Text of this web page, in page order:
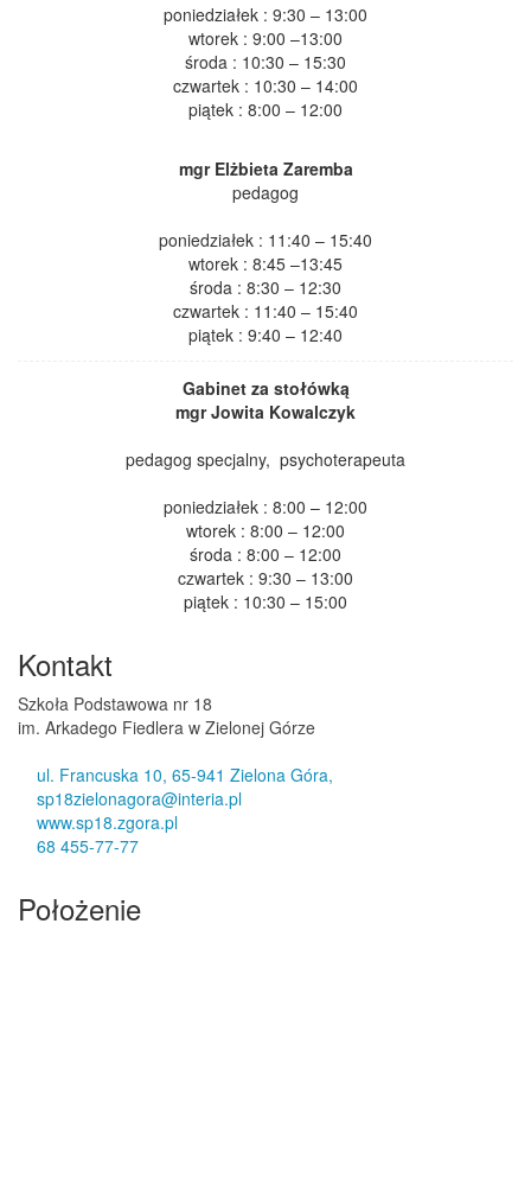
poniedziałek : 9:30 – 13:00
wtorek : 9:00 –13:00
środa : 10:30 – 15:30
czwartek : 10:30 – 14:00
piątek : 8:00 – 12:00
mgr Elżbieta Zaremba
pedagog
poniedziałek : 11:40 – 15:40
wtorek : 8:45 –13:45
środa : 8:30 – 12:30
czwartek : 11:40 – 15:40
piątek : 9:40 – 12:40
Gabinet za stołówką
mgr Jowita Kowalczyk
pedagog specjalny, psychoterapeuta
poniedziałek : 8:00 – 12:00
wtorek : 8:00 – 12:00
środa : 8:00 – 12:00
czwartek : 9:30 – 13:00
piątek : 10:30 – 15:00
Kontakt
Szkoła Podstawowa nr 18
im. Arkadego Fiedlera w Zielonej Górze
ul. Francuska 10, 65-941 Zielona Góra,
sp18zielonagora@interia.pl
www.sp18.zgora.pl
68 455-77-77
Położenie